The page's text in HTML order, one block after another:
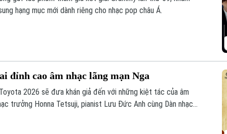
hạng mục mới dành riêng cho nhạc pop châu Á.
đỉnh cao âm nhạc lãng mạn Nga
2026 sẽ đưa khán giả đến với những kiệt tác của âm
trưởng Honna Tetsuji, pianist Lưu Đức Anh cùng Dàn nhạc